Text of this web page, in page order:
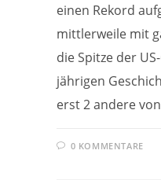
einen Rekord
mittlerweile mit
die Spitze der
jährigen
erst 2 andere
0 KOMMENTARE